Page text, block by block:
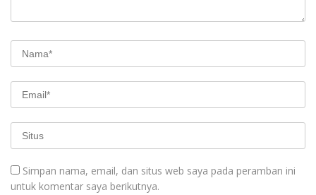
Simpan nama, email, dan situs web saya pada peramban ini
untuk komentar saya berikutnya.